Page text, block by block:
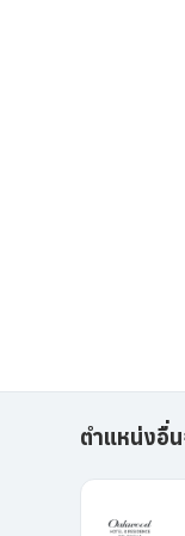
ตำแหน่งอื่